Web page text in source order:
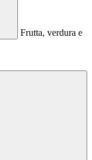
Frutta, verdura e